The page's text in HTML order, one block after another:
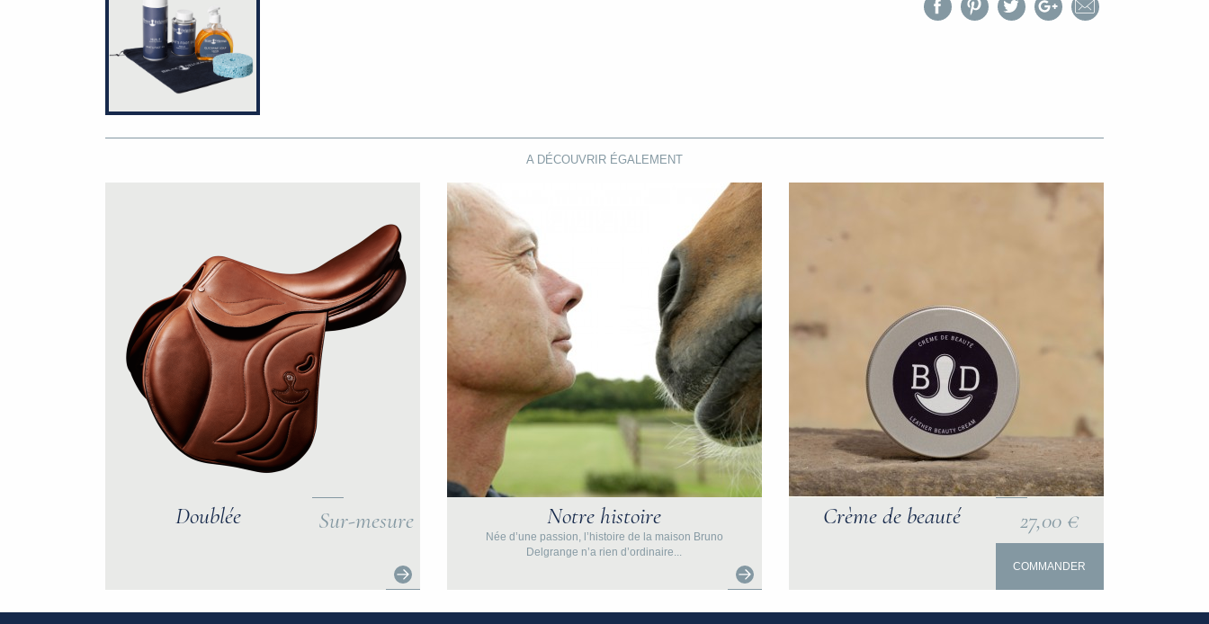
A DÉCOUVRIR ÉGALEMENT
Doublée Sur-mesure Notre histoire
Née d’une passion, l’histoire de la maison Bruno
Delgrange n’a rien d’ordinaire...
Crème de beauté 27,00 €
COMMANDER